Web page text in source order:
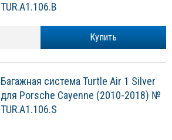
TUR.A1.106.B
Купить
Багажная система Turtle Air 1 Silver
для Porsche Cayenne (2010-2018) №
TUR.A1.106.S